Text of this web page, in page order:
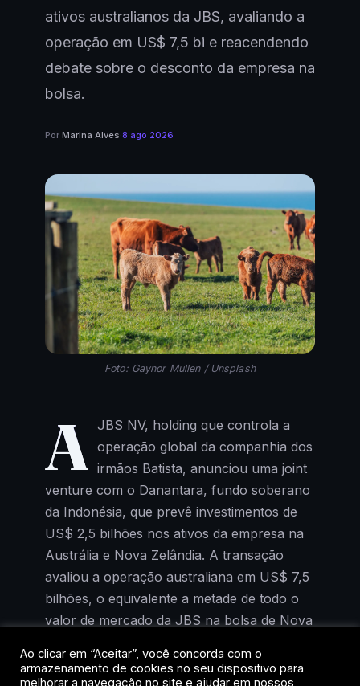
ativos australianos da JBS, avaliando a
operação em US$ 7,5 bi e reacendendo
debate sobre o desconto da empresa na
bolsa.
Por Marina Alves·8 ago 2026
Foto: Gaynor Mullen / Unsplash
A JBS NV, holding que controla a
operação global da companhia dos
irmãos Batista, anunciou uma joint
venture com o Danantara, fundo soberano
da Indonésia, que prevê investimentos de
US$ 2,5 bilhões nos ativos da empresa na
Austrália e Nova Zelândia. A transação
avaliou a operação australiana em US$ 7,5
bilhões, o equivalente a metade de todo o
valor de mercado da JBS na bolsa de Nova
As ações da companhia reagiram com alta
Ao clicar em “Aceitar”, você concorda com o
armazenamento de cookies no seu dispositivo para
melhorar a navegação no site e ajudar em nossos